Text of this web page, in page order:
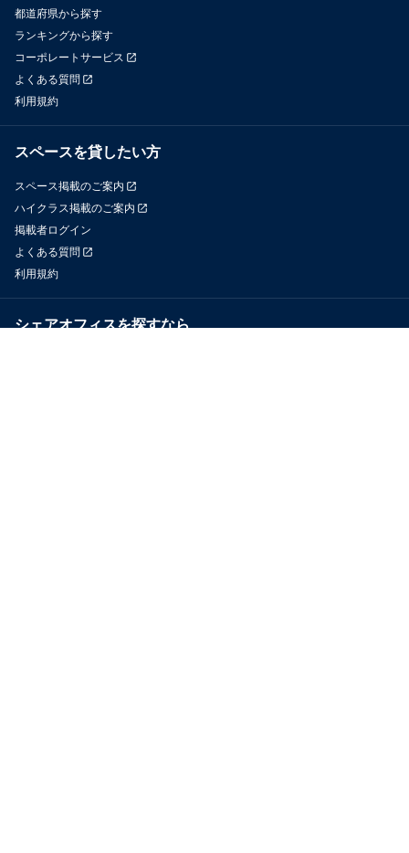
都道府県から探す
ランキングから探す
コーポレートサービス
よくある質問
利用規約
スペースを貸したい方
スペース掲載のご案内
ハイクラス掲載のご案内
掲載者ログイン
よくある質問
利用規約
シェアオフィスを探すなら